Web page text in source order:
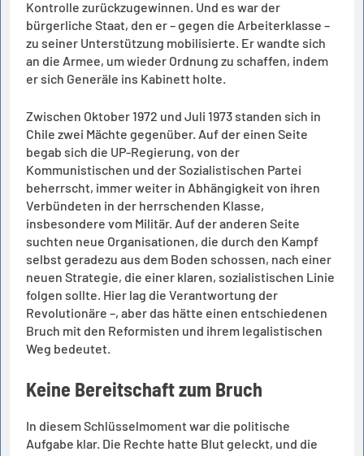
Kontrolle zurückzugewinnen. Und es war der
bürgerliche Staat, den er – gegen die Arbeiterklasse –
zu seiner Unterstützung mobilisierte. Er wandte sich
an die Armee, um wieder Ordnung zu schaffen, indem
er sich Generäle ins Kabinett holte.
Zwischen Oktober 1972 und Juli 1973 standen sich in
Chile zwei Mächte gegenüber. Auf der einen Seite
begab sich die UP-Regierung, von der
Kommunistischen und der Sozialistischen Partei
beherrscht, immer weiter in Abhängigkeit von ihren
Verbündeten in der herrschenden Klasse,
insbesondere vom Militär. Auf der anderen Seite
suchten neue Organisationen, die durch den Kampf
selbst geradezu aus dem Boden schossen, nach einer
neuen Strategie, die einer klaren, sozialistischen Linie
folgen sollte. Hier lag die Verantwortung der
Revolutionäre –, aber das hätte einen entschiedenen
Bruch mit den Reformisten und ihrem legalistischen
Weg bedeutet.
Keine Bereitschaft zum Bruch
In diesem Schlüsselmoment war die politische
Aufgabe klar. Die Rechte hatte Blut geleckt, und die